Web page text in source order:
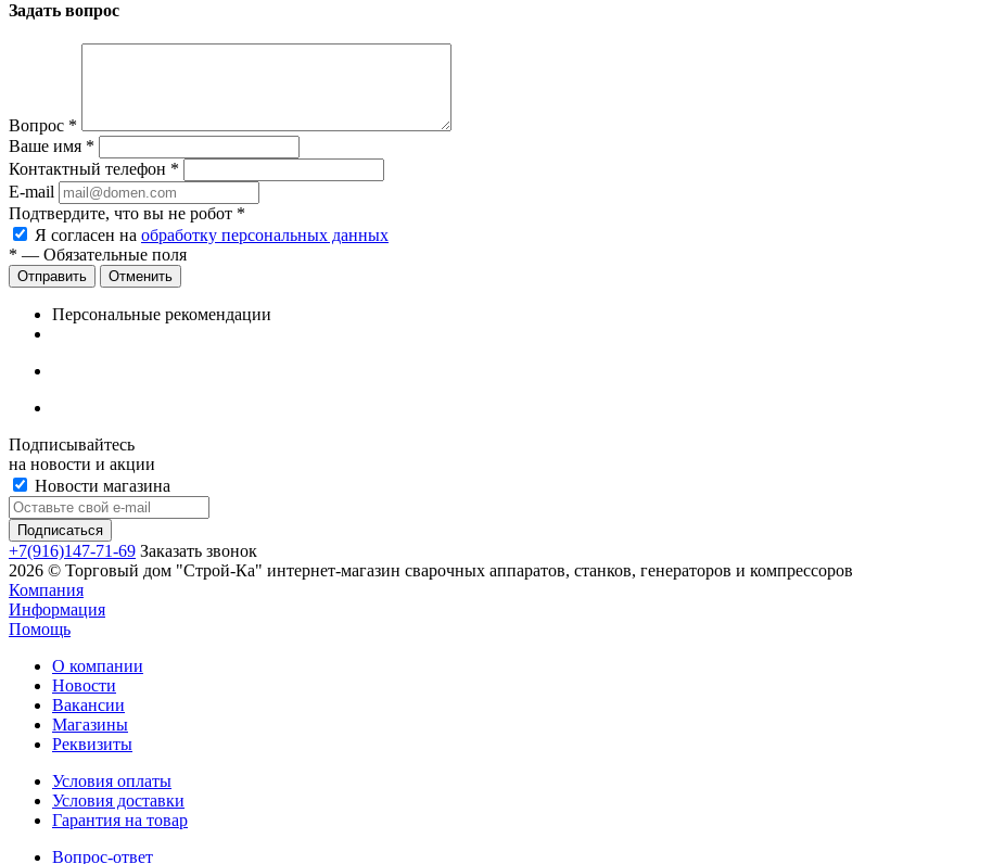
Задать вопрос
Вопрос *
Ваше имя *
Контактный телефон *
E-mail
Подтвердите, что вы не робот *
Я согласен на обработку персональных данных
* — Обязательные поля
Отменить
Персональные рекомендации
Подписывайтесь
на новости и акции
Новости магазина
+7(916)147-71-69 Заказать звонок
2026 © Торговый дом "Строй-Ка" интернет-магазин сварочных аппаратов, станков, генераторов и компрессоров
Компания
Информация
Помощь
О компании
Новости
Вакансии
Магазины
Реквизиты
Условия оплаты
Условия доставки
Гарантия на товар
Вопрос-ответ